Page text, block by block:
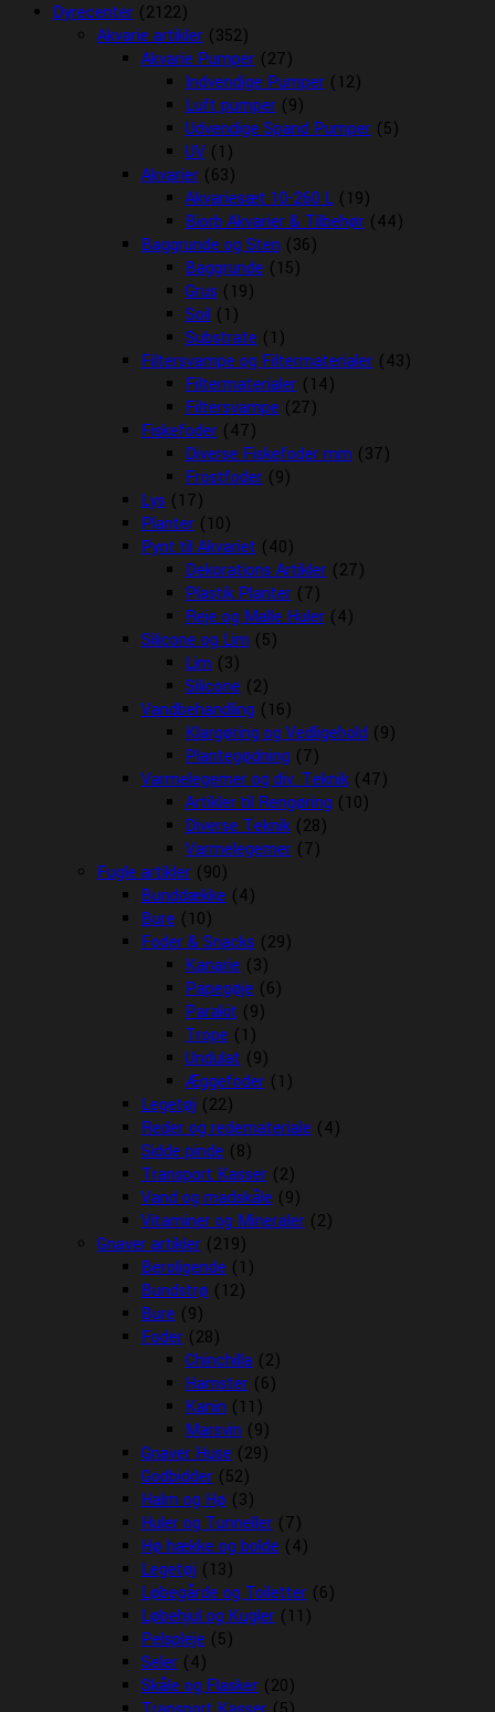
Dyrecenter (2122)
Akvarie artikler (352)
Akvarie Pumper (27)
Indvendige Pumper (12)
Luft pumper (9)
Udvendige Spand Pumper (5)
UV (1)
Akvarier (63)
Akvariesæt 10-260 L (19)
Biorb Akvarier & Tilbehør (44)
Baggrunde og Sten (36)
Baggrunde (15)
Grus (19)
Soil (1)
Substrate (1)
Filtersvampe og Filtermaterialer (43)
Filtermaterialer (14)
Filtersvampe (27)
Fiskefoder (47)
Diverse Fiskefoder mm (37)
Frostfoder (9)
Lys (17)
Planter (10)
Pynt til Akvariet (40)
Dekorations Artikler (27)
Plastik Planter (7)
Reje og Malle Huler (4)
Silicone og Lim (5)
Lim (3)
Silicone (2)
Vandbehandling (16)
Klargøring og Vedligehold (9)
Plantegødning (7)
Varmelegemer og div. Teknik (47)
Artikler til Rengøring (10)
Diverse Teknik (28)
Varmelegemer (7)
Fugle artikler (90)
Bunddække (4)
Bure (10)
Foder & Snacks (29)
Kanarie (3)
Papegøje (6)
Parakit (9)
Trope (1)
Undulat (9)
Æggefoder (1)
Legetøj (22)
Reder og redemateriale (4)
Sidde pinde (8)
Transport Kasser (2)
Vand og madskåle (9)
Vitaminer og Mineraler (2)
Gnaver artikler (219)
Beroligende (1)
Bundstrø (12)
Bure (9)
Foder (28)
Chinchilla (2)
Hamster (6)
Kanin (11)
Marsvin (9)
Gnaver Huse (29)
Godbidder (52)
Halm og Hø (3)
Huler og Tunneller (7)
Hø hække og bolde (4)
Legetøj (13)
Løbegårde og Toiletter (6)
Løbehjul og Kugler (11)
Pelspleje (5)
Seler (4)
Skåle og Flasker (20)